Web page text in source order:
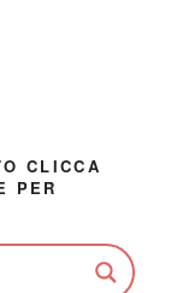
CLICCA
PER